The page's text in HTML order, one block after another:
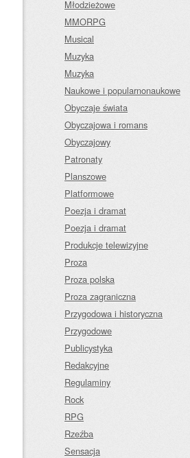
Młodzieżowe
MMORPG
Musical
Muzyka
Muzyka
Naukowe i popularnonaukowe
Obyczaje świata
Obyczajowa i romans
Obyczajowy
Patronaty
Planszowe
Platformowe
Poezja i dramat
Poezja i dramat
Produkcje telewizyjne
Proza
Proza polska
Proza zagraniczna
Przygodowa i historyczna
Przygodowe
Publicystyka
Redakcyjne
Regulaminy
Rock
RPG
Rzeźba
Sensacja